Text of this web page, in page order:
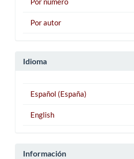
Por autor
Idioma
Español (España)
English
Información